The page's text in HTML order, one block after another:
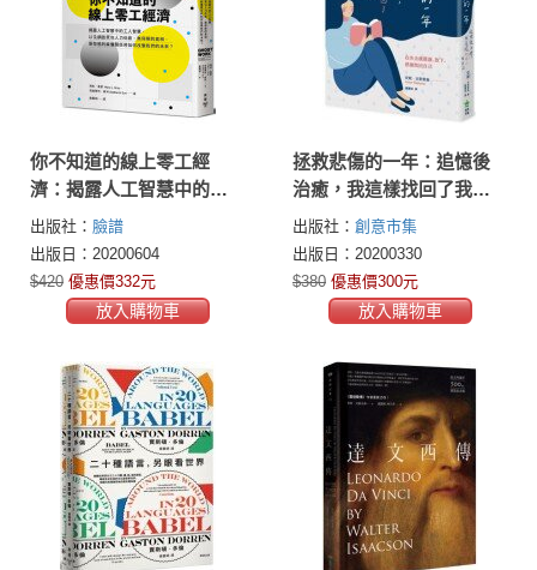
你不知道的線上零工經
濟：揭露人工智慧中的工
人智慧，以及網路眾包人
力低薪、無保障的真相，
新型態的雇傭關係將如何
改變我們的未來？
出版社： 臉譜
出版日：20200604
$420 優惠價332元
放入購物車
拯救悲傷的一年：追憶後
治癒，我這樣找回了我自
己
出版社： 創意市集
出版日：20200330
$380 優惠價300元
放入購物車